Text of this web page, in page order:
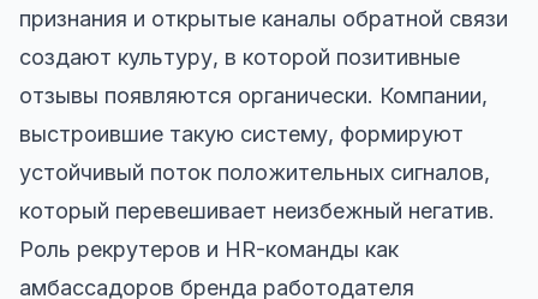
признания и открытые каналы обратной связи
создают культуру, в которой позитивные
отзывы появляются органически. Компании,
выстроившие такую систему, формируют
устойчивый поток положительных сигналов,
который перевешивает неизбежный негатив.
Роль рекрутеров и HR-команды как
амбассадоров бренда работодателя